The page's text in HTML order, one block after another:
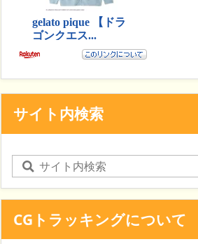
サイト内検索
CGトラッキングについて